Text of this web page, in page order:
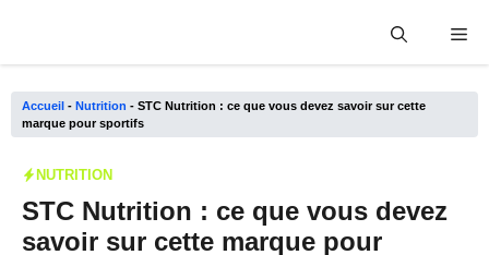
Accueil - Nutrition - STC Nutrition : ce que vous devez savoir sur cette
marque pour sportifs
NUTRITION
STC Nutrition : ce que vous devez
savoir sur cette marque pour